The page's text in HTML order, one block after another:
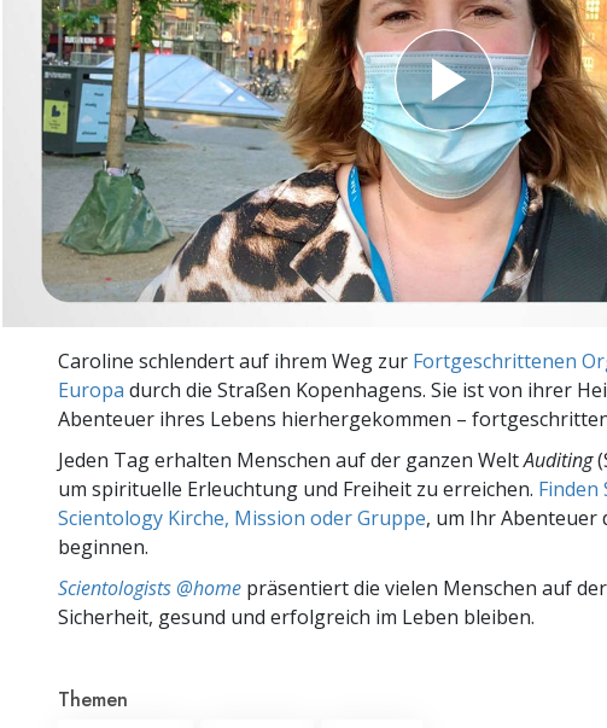
Liebe und Hass – Was ist Größe?
Caroline schlendert auf ihrem Weg zur Fortgeschrittenen
Europa durch die Straßen Kopenhagens. Sie ist von ihrer
Abenteuer ihres Lebens hierhergekommen –
Jeden Tag erhalten Menschen auf der ganzen WeltAuditing
um spirituelle Erleuchtung und Freiheit zu erreichen. Finden
Scientology Kirche, Mission oder Gruppe, um Ihr Abenteuer
beginnen.
Scientologists @home präsentiert die vielen Menschen auf
Sicherheit, gesund und erfolgreich im Leben bleiben.
Themen